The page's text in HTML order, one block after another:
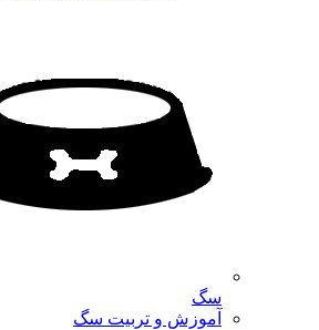
سگ
آموزش و تربیت سگ